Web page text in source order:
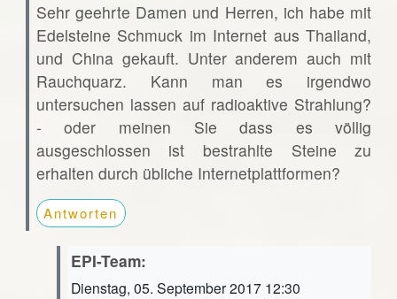
Sehr geehrte Damen und Herren, ich habe mit
Edelsteine Schmuck im Internet aus Thailand,
und China gekauft. Unter anderem auch mit
Rauchquarz. Kann man es irgendwo
untersuchen lassen auf radioaktive Strahlung?
- oder meinen Sie dass es völlig
ausgeschlossen ist bestrahlte Steine zu
erhalten durch übliche Internetplattformen?
Antworten
EPI-Team:
Dienstag, 05. September 2017 12:30